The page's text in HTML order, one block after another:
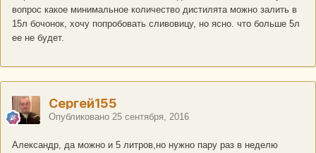
вопрос какое минимальное количество дистилята можно залить в
15л бочонок, хочу попробовать сливовицу, но ясно. что больше 5л
ее не будет.
Сергей155
Опубликовано 25 сентября, 2016
Александр, да можно и 5 литров,но нужно пару раз в неделю